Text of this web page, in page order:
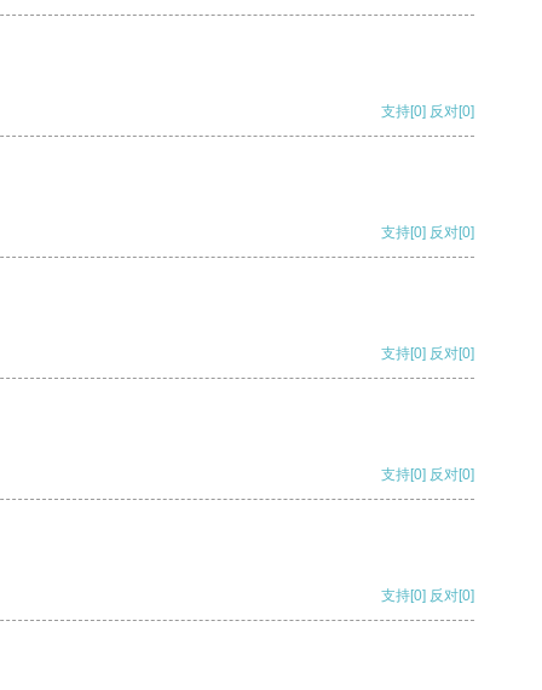
支持[0] 反对[0]
支持[0] 反对[0]
支持[0] 反对[0]
支持[0] 反对[0]
支持[0] 反对[0]